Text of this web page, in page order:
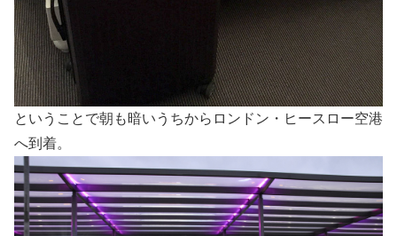
ということで朝も暗いうちからロンドン・ヒースロー空港
へ到着。